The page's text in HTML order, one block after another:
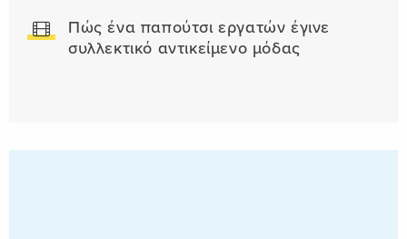
Πώς ένα παπούτσι εργατών έγινε
συλλεκτικό αντικείμενο μόδας